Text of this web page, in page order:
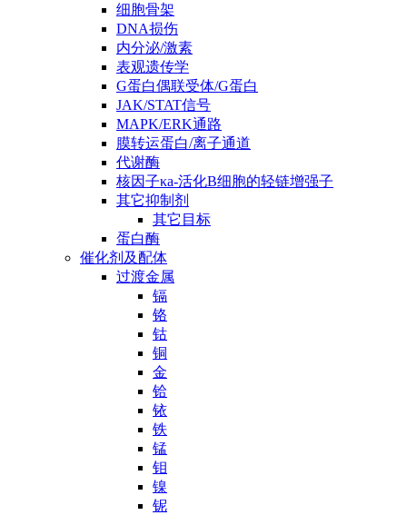
细胞骨架
DNA损伤
内分泌/激素
表观遗传学
G蛋白偶联受体/G蛋白
JAK/STAT信号
MAPK/ERK通路
膜转运蛋白/离子通道
代谢酶
核因子κa-活化B细胞的轻链增强子
其它抑制剂
其它目标
蛋白酶
催化剂及配体
过渡金属
镉
铬
钴
铜
金
铪
铱
铁
锰
钼
镍
铌